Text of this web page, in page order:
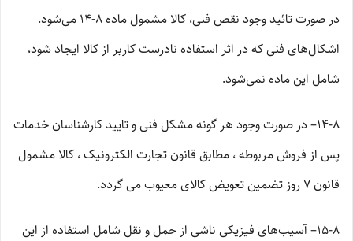
در صورت تائید وجود نقص فنی، کالا مشمول ماده ۸-۱۴ می‏‌شود.
اشکال‏‌های فنی که در اثر استفاده نادرست کاربر از کالا ایجاد شود،
شامل این ماده نمی‌‏شود.
۱۴-۸– در صورت وجود هر گونه مشکل فنی و تایید کارشناسان خدمات
پس از فروش مربوطه ، مطابق قانون تجارت الکترونیک ، کالا مشمول
قانون ۷ روز تضمین تعویض کالای معیوب می گردد.
۱۵-۸– آسیب‏‌های فیزیکی ناشی از حمل و نقل شامل استفاده از این